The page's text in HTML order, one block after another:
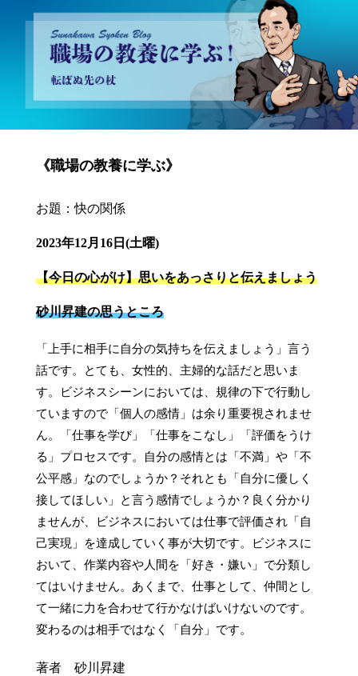
砂川昇建会長ブログ 職場の教養に学ぶ！～転ばぬ先の杖～
《職場の教養に学ぶ》
お題：快の関係
2023年12月16日(土曜)
【今日の心がけ】思いをあっさりと伝えましょう
砂川昇建の思うところ
「上手に相手に自分の気持ちを伝えましょう」言う
話です。とても、女性的、主婦的な話だと思いま
す。ビジネスシーンにおいては、規律の下で行動し
ていますので「個人の感情」は余り重要視されませ
ん。「仕事を学び」「仕事をこなし」「評価をうけ
る」プロセスです。自分の感情とは「不満」や「不
公平感」なのでしょうか？それとも「自分に優しく
接してほしい」と言う感情でしょうか？良く分かり
ませんが、ビジネスにおいては仕事で評価され「自
己実現」を達成していく事が大切です。ビジネスに
おいて、作業内容や人間を「好き・嫌い」で分類し
てはいけません。あくまで、仕事として、仲間とし
て一緒に力を合わせて行かなけばいけないのです。
変わるのは相手ではなく「自分」です。
著者 砂川昇建